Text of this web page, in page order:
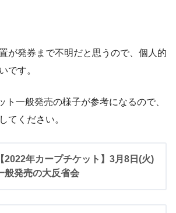
が発券まで不明だと思うので、個人的
です。
ト一般発売の様子が参考になるので、
てください。
【2022年カープチケット】3月8日(火)
般発売の大反省会